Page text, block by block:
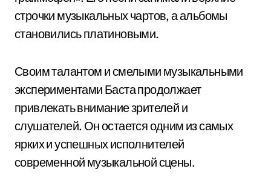
строчки музыкальных чартов, а альбомы
становились платиновыми.
Своим талантом и смелыми музыкальными
экспериментами Баста продолжает
привлекать внимание зрителей и
слушателей. Он остается одним из самых
ярких и успешных исполнителей
современной музыкальной сцены.